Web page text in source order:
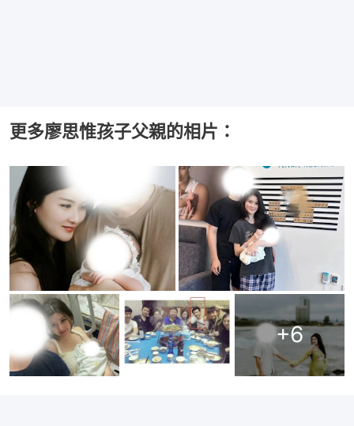
更多廖思惟孩子父親的相片：
+6